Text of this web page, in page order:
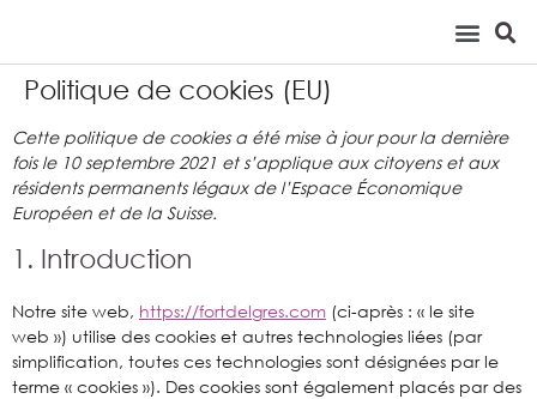
Politique de cookies (EU)
Cette politique de cookies a été mise à jour pour la dernière
fois le 10 septembre 2021 et s’applique aux citoyens et aux
résidents permanents légaux de l’Espace Économique
Européen et de la Suisse.
1. Introduction
Notre site web, https://fortdelgres.com (ci-après : « le site
web ») utilise des cookies et autres technologies liées (par
simplification, toutes ces technologies sont désignées par le
terme « cookies »). Des cookies sont également placés par des